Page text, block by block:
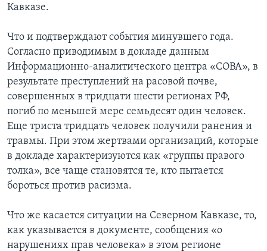
Кавказе.
Что и подтверждают события минувшего года.
Согласно приводимым в докладе данным
Информационно-аналитического центра «СОВА», в
результате преступлений на расовой почве,
совершенных в тридцати шести регионах РФ,
погиб по меньшей мере семьдесят один человек.
Еще триста тридцать человек получили ранения и
травмы. При этом жертвами организаций, которые
в докладе характеризуются как «группы правого
толка», все чаще становятся те, кто пытается
бороться против расизма.
Что же касается ситуации на Северном Кавказе, то,
как указывается в документе, сообщения «о
нарушениях прав человека» в этом регионе